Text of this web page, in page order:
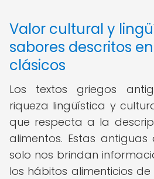
Valor cultural y
sabores descritos
clásicos
Los textos griegos
riqueza lingüística y
que respecta a la
alimentos. Estas
solo nos brindan
los hábitos alimenticios